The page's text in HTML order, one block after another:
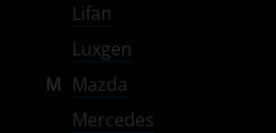
Lifan
Luxgen
M Mazda
Mercedes